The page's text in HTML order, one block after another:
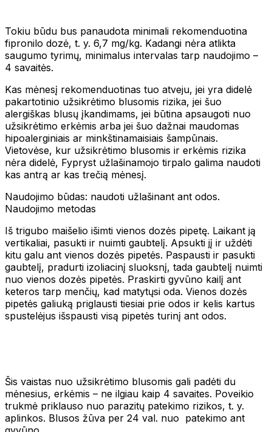
Tokiu būdu bus panaudota minimali rekomenduotina
fipronilo dozė, t. y. 6,7 mg/kg. Kadangi nėra atlikta
saugumo tyrimų, minimalus intervalas tarp naudojimo –
4 savaitės.
Kas mėnesį rekomenduotinas tuo atveju, jei yra didelė
pakartotinio užsikrėtimo blusomis rizika, jei šuo
alergiškas blusų įkandimams, jei būtina apsaugoti nuo
užsikrėtimo erkėmis arba jei šuo dažnai maudomas
hipoalerginiais ar minkštinamaisiais šampūnais.
Vietovėse, kur užsikrėtimo blusomis ir erkėmis rizika
nėra didelė, Fypryst užlašinamojo tirpalo galima naudoti
kas antrą ar kas trečią mėnesį.
Naudojimo būdas: naudoti užlašinant ant odos.
Naudojimo metodas
Iš trigubo maišelio išimti vienos dozės pipetę. Laikant ją
vertikaliai, pasukti ir nuimti gaubtelį. Apsukti jį ir uždėti
kitu galu ant vienos dozės pipetės. Paspausti ir pasukti
gaubtelį, pradurti izoliacinį sluoksnį, tada gaubtelį nuimti
nuo vienos dozės pipetės. Praskirti gyvūno kailį ant
keteros tarp menčių, kad matytųsi oda. Vienos dozės
pipetės galiuką priglausti tiesiai prie odos ir kelis kartus
spustelėjus išspausti visą pipetės turinį ant odos.
Šis vaistas nuo užsikrėtimo blusomis gali padėti du
mėnesius, erkėmis – ne ilgiau kaip 4 savaites. Poveikio
trukmė priklauso nuo parazitų patekimo rizikos, t. y.
aplinkos. Blusos žūva per 24 val. nuo patekimo ant